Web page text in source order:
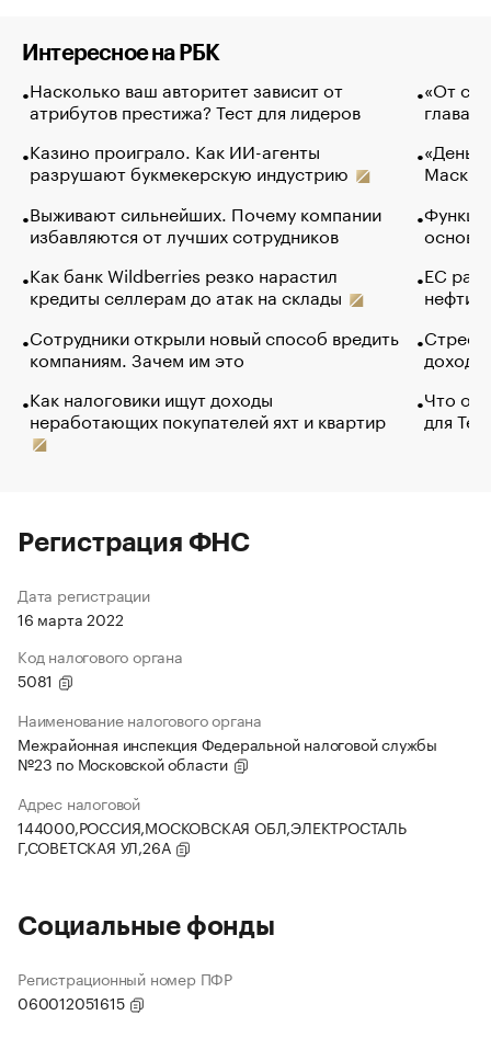
Интересное на РБК
Насколько ваш авторитет зависит от
атрибутов престижа? Тест для лидеров
Казино проиграло. Как ИИ-агенты
разрушают букмекерскую индустрию
Выживают сильнейших. Почему компании
избавляются от лучших сотрудников
Как банк Wildberries резко нарастил
кредиты селлерам до атак на склады
Сотрудники открыли новый способ вредить
компаниям. Зачем им это
Как налоговики ищут доходы
неработающих покупателей яхт и квартир
«От
глава
Маск в
основ
ЕС
нефти
Что
для
Регистрация ФНС
Дата регистрации
16 марта 2022
Код налогового органа
5081
Наименование налогового органа
Межрайонная инспекция Федеральной налоговой службы
№23 по Московской области
Адрес налоговой
144000,РОССИЯ,МОСКОВСКАЯ ОБЛ,ЭЛЕКТРОСТАЛЬ
Г,СОВЕТСКАЯ УЛ,26А
Социальные фонды
Регистрационный номер ПФР
060012051615